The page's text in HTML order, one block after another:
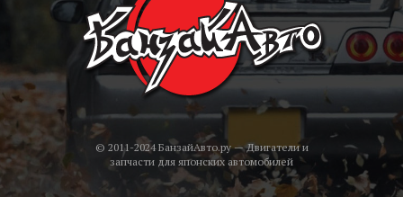
© 2011-2024 БанзайАвто.ру — Двигатели и
запчасти для японских автомобилей